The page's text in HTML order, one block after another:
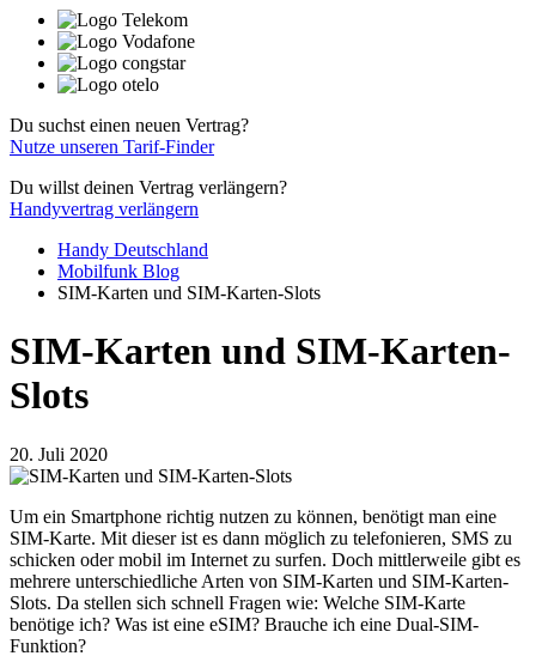
Du suchst einen neuen Vertrag?
Nutze unseren Tarif-Finder
Du willst deinen Vertrag verlängern?
Handyvertrag verlängern
Handy Deutschland
Mobilfunk Blog
SIM-Karten und SIM-Karten-Slots
SIM-Karten und SIM-Karten-
Slots
20. Juli 2020
Um ein Smartphone richtig nutzen zu können, benötigt man eine
SIM-Karte. Mit dieser ist es dann möglich zu telefonieren, SMS zu
schicken oder mobil im Internet zu surfen. Doch mittlerweile gibt es
mehrere unterschiedliche Arten von SIM-Karten und SIM-Karten-
Slots. Da stellen sich schnell Fragen wie: Welche SIM-Karte
benötige ich? Was ist eine eSIM? Brauche ich eine Dual-SIM-
Funktion?